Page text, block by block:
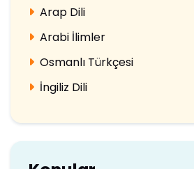
Arap Dili
Arabi İlimler
Osmanlı Türkçesi
İngiliz Dili